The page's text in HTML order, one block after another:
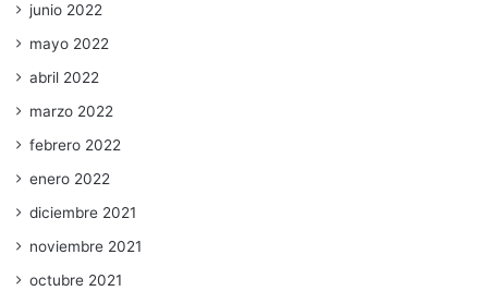
junio 2022
mayo 2022
abril 2022
marzo 2022
febrero 2022
enero 2022
diciembre 2021
noviembre 2021
octubre 2021